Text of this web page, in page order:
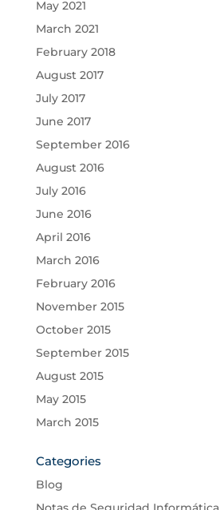
May 2021
March 2021
February 2018
August 2017
July 2017
June 2017
September 2016
August 2016
July 2016
June 2016
April 2016
March 2016
February 2016
November 2015
October 2015
September 2015
August 2015
May 2015
March 2015
Categories
Blog